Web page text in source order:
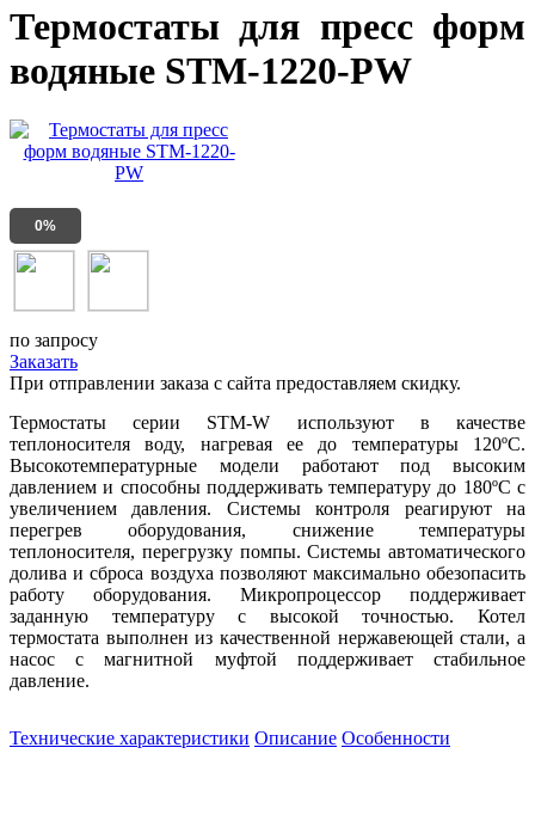
Термостаты для пресс форм
водяные STM-1220-PW
0%
по запросу
Заказать
При отправлении заказа с сайта предоставляем скидку.
Термостаты серии STM-W используют в качестве
теплоносителя воду, нагревая ее до температуры 120ºС.
Высокотемпературные модели работают под высоким
давлением и способны поддерживать температуру до 180ºС с
увеличением давления. Системы контроля реагируют на
перегрев оборудования, снижение температуры
теплоносителя, перегрузку помпы. Системы автоматического
долива и сброса воздуха позволяют максимально обезопасить
работу оборудования. Микропроцессор поддерживает
заданную температуру с высокой точностью. Котел
термостата выполнен из качественной нержавеющей стали, а
насос с магнитной муфтой поддерживает стабильное
давление.
Технические характеристики Описание Особенности